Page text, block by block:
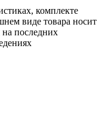
комплекте
виде товара носит
на последних